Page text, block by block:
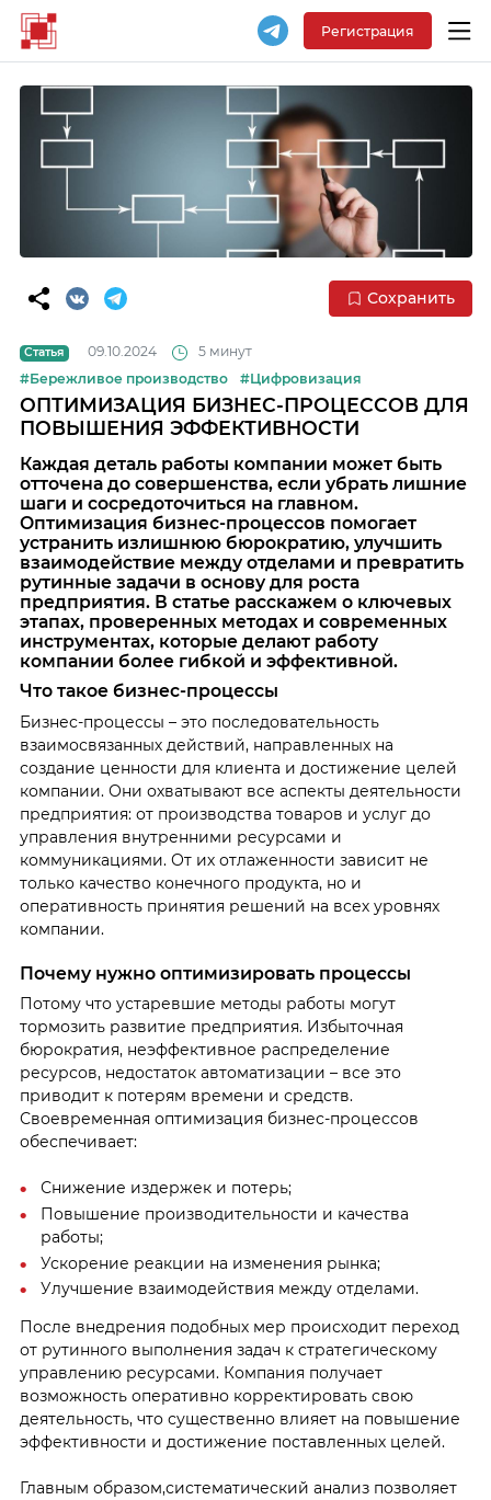
Регистрация
Сохранить
Статья 09.10.2024
5 минут
#Бережливое производство
#Цифровизация
ОПТИМИЗАЦИЯ БИЗНЕС-ПРОЦЕССОВ ДЛЯ
ПОВЫШЕНИЯ ЭФФЕКТИВНОСТИ
Каждая деталь работы компании может быть
отточена до совершенства, если убрать лишние
шаги и сосредоточиться на главном.
Оптимизация бизнес-процессов помогает
устранить излишнюю бюрократию, улучшить
взаимодействие между отделами и превратить
рутинные задачи в основу для роста
предприятия. В статье расскажем о ключевых
этапах, проверенных методах и современных
инструментах, которые делают работу
компании более гибкой и эффективной.
Что такое бизнес-процессы
Бизнес-процессы – это последовательность
взаимосвязанных действий, направленных на
создание ценности для клиента и достижение целей
компании. Они охватывают все аспекты деятельности
предприятия: от производства товаров и услуг до
управления внутренними ресурсами и
коммуникациями. От их отлаженности зависит не
только качество конечного продукта, но и
оперативность принятия решений на всех уровнях
компании.
Почему нужно оптимизировать процессы
Потому что устаревшие методы работы могут
тормозить развитие предприятия. Избыточная
бюрократия, неэффективное распределение
ресурсов, недостаток автоматизации – все это
приводит к потерям времени и средств.
Своевременная оптимизация бизнес-процессов
обеспечивает:
Снижение издержек и потерь;
Повышение производительности и качества
работы;
Ускорение реакции на изменения рынка;
Улучшение взаимодействия между отделами.
После внедрения подобных мер происходит переход
от рутинного выполнения задач к стратегическому
управлению ресурсами. Компания получает
возможность оперативно корректировать свою
деятельность, что существенно влияет на повышение
эффективности и достижение поставленных целей.
Главным образом,систематический анализ позволяет